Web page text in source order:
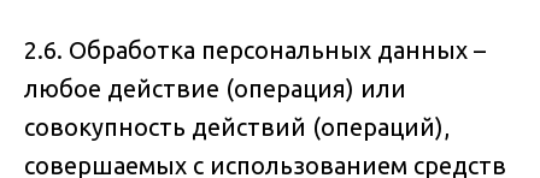
2.6. Обработка персональных данных –
любое действие (операция) или
совокупность действий (операций),
совершаемых с использованием средств